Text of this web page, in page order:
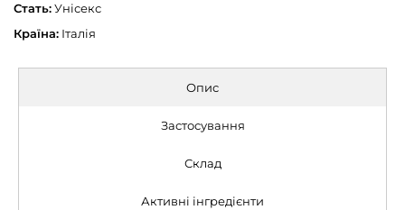
Стать:Унісекс
Країна: Італія
Опис
Застосування
Склад
Активні інгредієнти